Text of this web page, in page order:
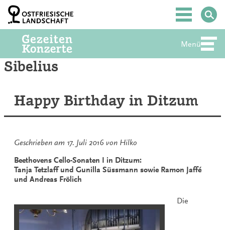
Zum
Inhalt
springen
Hauptmenü
Menü
Sibelius
Happy Birthday in Ditzum
Geschrieben am 17. Juli 2016 von Hilko
Beethovens Cello-Sonaten I in Ditzum:
Tanja Tetzlaff und Gunilla Süssmann sowie Ramon Jaffé
und Andreas Frölich
Die